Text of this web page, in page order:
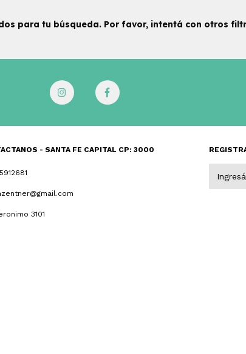
para tu búsqueda. Por favor, intentá con otros
- SANTA FE CAPITAL CP: 3000
3101